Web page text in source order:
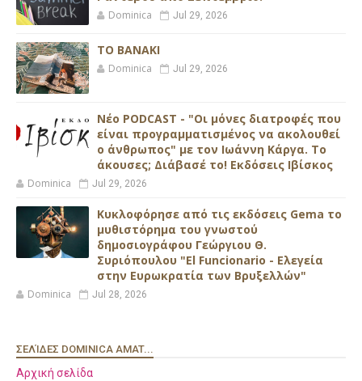
Dominica Jul 29, 2026
ΤΟ ΒΑΝΑΚΙ
Dominica Jul 29, 2026
Νέο PODCAST - "Οι μόνες διατροφές που
είναι προγραμματισμένος να ακολουθεί
ο άνθρωπος" με τον Ιωάννη Κάργα. Το
άκουσες; Διάβασέ το! Εκδόσεις Ιβίσκος
Dominica Jul 29, 2026
Κυκλοφόρησε από τις εκδόσεις Gema το
μυθιστόρημα του γνωστού
δημοσιογράφου Γεώργιου Θ.
Συριόπουλου "El Funcionario - Ελεγεία
στην Ευρωκρατία των Βρυξελλών"
Dominica Jul 28, 2026
ΣΕΛΊΔΕΣ DOMINICA AMAT...
Αρχική σελίδα